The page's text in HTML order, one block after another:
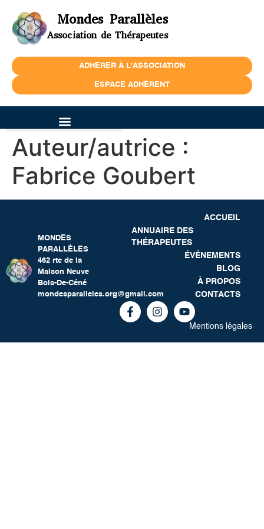
Mondes Parallèles
Association de Thérapeutes
ADHERER À L'ASSOCIATION
ESPACE ADHÉRENT
Auteur/autrice :
Fabrice Goubert
MONDES
PARALLÈLES
462 rte de la
Maison Neuve
Bois-De-Céné
mondesparalleles.org@gmail.com
ACCUEIL
ANNUAIRE DES
THÉRAPEUTES
ÉVÉNEMENTS
BLOG
À PROPOS
CONTACTS
Mentions légales